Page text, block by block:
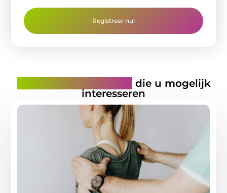
Registreer nu!
die u mogelijk
interesseren